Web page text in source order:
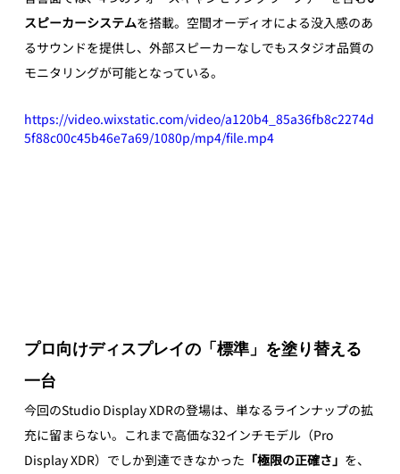
スピーカーシステムを搭載。空間オーディオによる没入感のあ
るサウンドを提供し、外部スピーカーなしでもスタジオ品質の
モニタリングが可能となっている。
https://video.wixstatic.com/video/a120b4_85a36fb8c2274d
5f88c00c45b46e7a69/1080p/mp4/file.mp4
プロ向けディスプレイの「標準」を塗り替える
一台
今回のStudio Display XDRの登場は、単なるラインナップの拡
充に留まらない。これまで高価な32インチモデル（Pro
Display XDR）でしか到達できなかった 「極限の正確さ」 を、